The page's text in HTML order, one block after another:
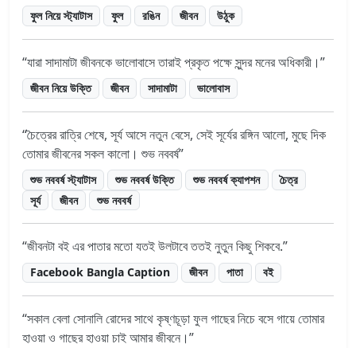
ফুল নিয়ে স্ট্যাটাস ফুল রঙিন জীবন উঠুক
যারা সাদামাটা জীবনকে ভালোবাসে তারাই প্রকৃত পক্ষে সুন্দর মনের অধিকারী।
জীবন নিয়ে উক্তি জীবন সাদামাটা ভালোবাস
চৈত্রের রাত্রি শেষে, সূর্য আসে নতুন বেসে, সেই সূর্যের রঙ্গিন আলো, মুছে দিক
তোমার জীবনের সকল কালো। শুভ নববর্ষ
শুভ নববর্ষ স্ট্যাটাস শুভ নববর্ষ উক্তি শুভ নববর্ষ ক্যাপশন
চৈত্র
সূর্য
জীবন শুভ নববর্ষ
জীবনটা বই এর পাতার মতো যতই উলটাবে ততই নুতুন কিছু শিকবে.
Facebook Bangla Caption জীবন পাতা বই
সকাল বেলা সোনালি রোদের সাথে কৃষ্ণচূড়া ফুল গাছের নিচে বসে গায়ে তোমার
হাওয়া ও গাছের হাওয়া চাই আমার জীবনে।